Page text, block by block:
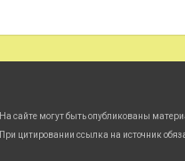
На сайте могут быть опубликованы
При цитировании ссылка на источник